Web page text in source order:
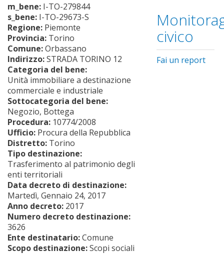
m_bene: I-TO-279844
s_bene: I-TO-29673-S
Regione: Piemonte
Provincia: Torino
Comune:Orbassano
Indirizzo:STRADA TORINO 12
Categoria del bene:
Unità immobiliare a destinazione
commerciale e industriale
Sottocategoria del bene:
Negozio, Bottega
Procedura: 10774/2008
Ufficio: Procura della Repubblica
Distretto: Torino
Tipo destinazione:
Trasferimento al patrimonio degli
enti territoriali
Data decreto di destinazione:
Martedì, Gennaio 24, 2017
Anno decreto: 2017
Numero decreto destinazione:
3626
Ente destinatario:Comune
Scopo destinazione:Scopi sociali
civico
Fai un report